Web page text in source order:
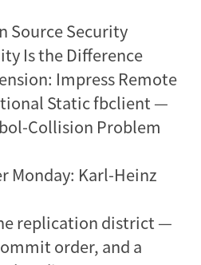
Source Security
Is the Difference
Impress Remote
Static fbclient —
Collision Problem
Monday: Karl-Heinz
replication district —
order, and a